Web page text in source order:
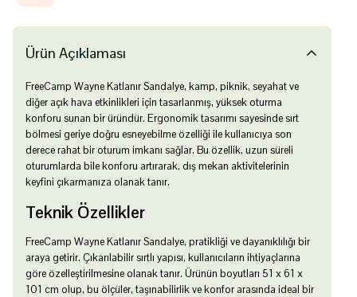
Ürün Açıklaması
FreeCamp Wayne Katlanır Sandalye, kamp, piknik, seyahat ve
diğer açık hava etkinlikleri için tasarlanmış, yüksek oturma
konforu sunan bir üründür. Ergonomik tasarımı sayesinde sırt
bölmesi geriye doğru esneyebilme özelliği ile kullanıcıya son
derece rahat bir oturum imkanı sağlar. Bu özellik, uzun süreli
oturumlarda bile konforu artırarak, dış mekan aktivitelerinin
keyfini çıkarmanıza olanak tanır.
Teknik Özellikler
FreeCamp Wayne Katlanır Sandalye, pratikliği ve dayanıklılığı bir
araya getirir. Çıkarılabilir sırtlı yapısı, kullanıcıların ihtiyaçlarına
göre özelleştirilmesine olanak tanır. Ürünün boyutları 51 x 61 x
101 cm olup, bu ölçüler, taşınabilirlik ve konfor arasında ideal bir